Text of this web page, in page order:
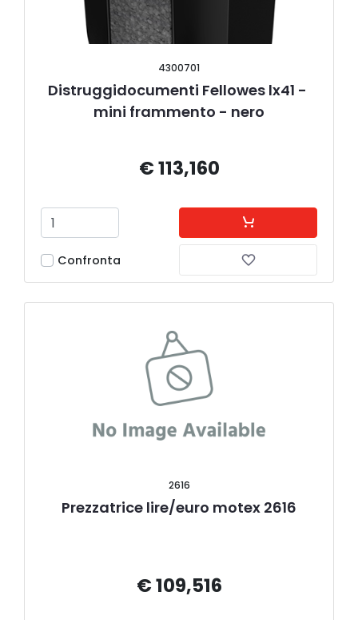
4300701
Distruggidocumenti Fellowes lx41 -
mini frammento - nero
€ 113,160
Confronta
2616
Prezzatrice lire/euro motex 2616
€ 109,516